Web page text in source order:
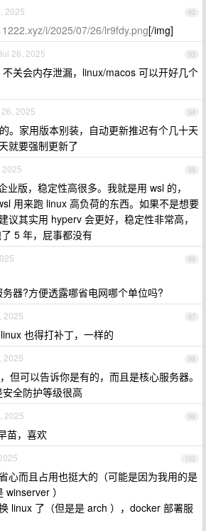
92
2025
i/2025/07/26/lr9fdy.png[/img]
93
26, 2025
关会内存泄漏，linux/macos 可以开好几个
94
2025
。家用版本别装，自动更新推迟有个几十天
就要强制更新了
95
业版，稳定性高很多。我就是用 wsl 的，
用来跑 linux 高负荷的东西。如果不是想要
议其实用 hyperv 会更好，稳定性非常高，
5 年，屁事都没有
96
器?方便透露哪省电网哪个单位吗?
97
2025
也得打补丁，一样的
98
2025
但可以告诉你是有的，而且是核心服务器。
全防护等级很高
99
2025
苗，喜欢
100
心而且占用也挺大的（可能是因为我用的是
）
linux 了（但是是 arch ），docker 部署服